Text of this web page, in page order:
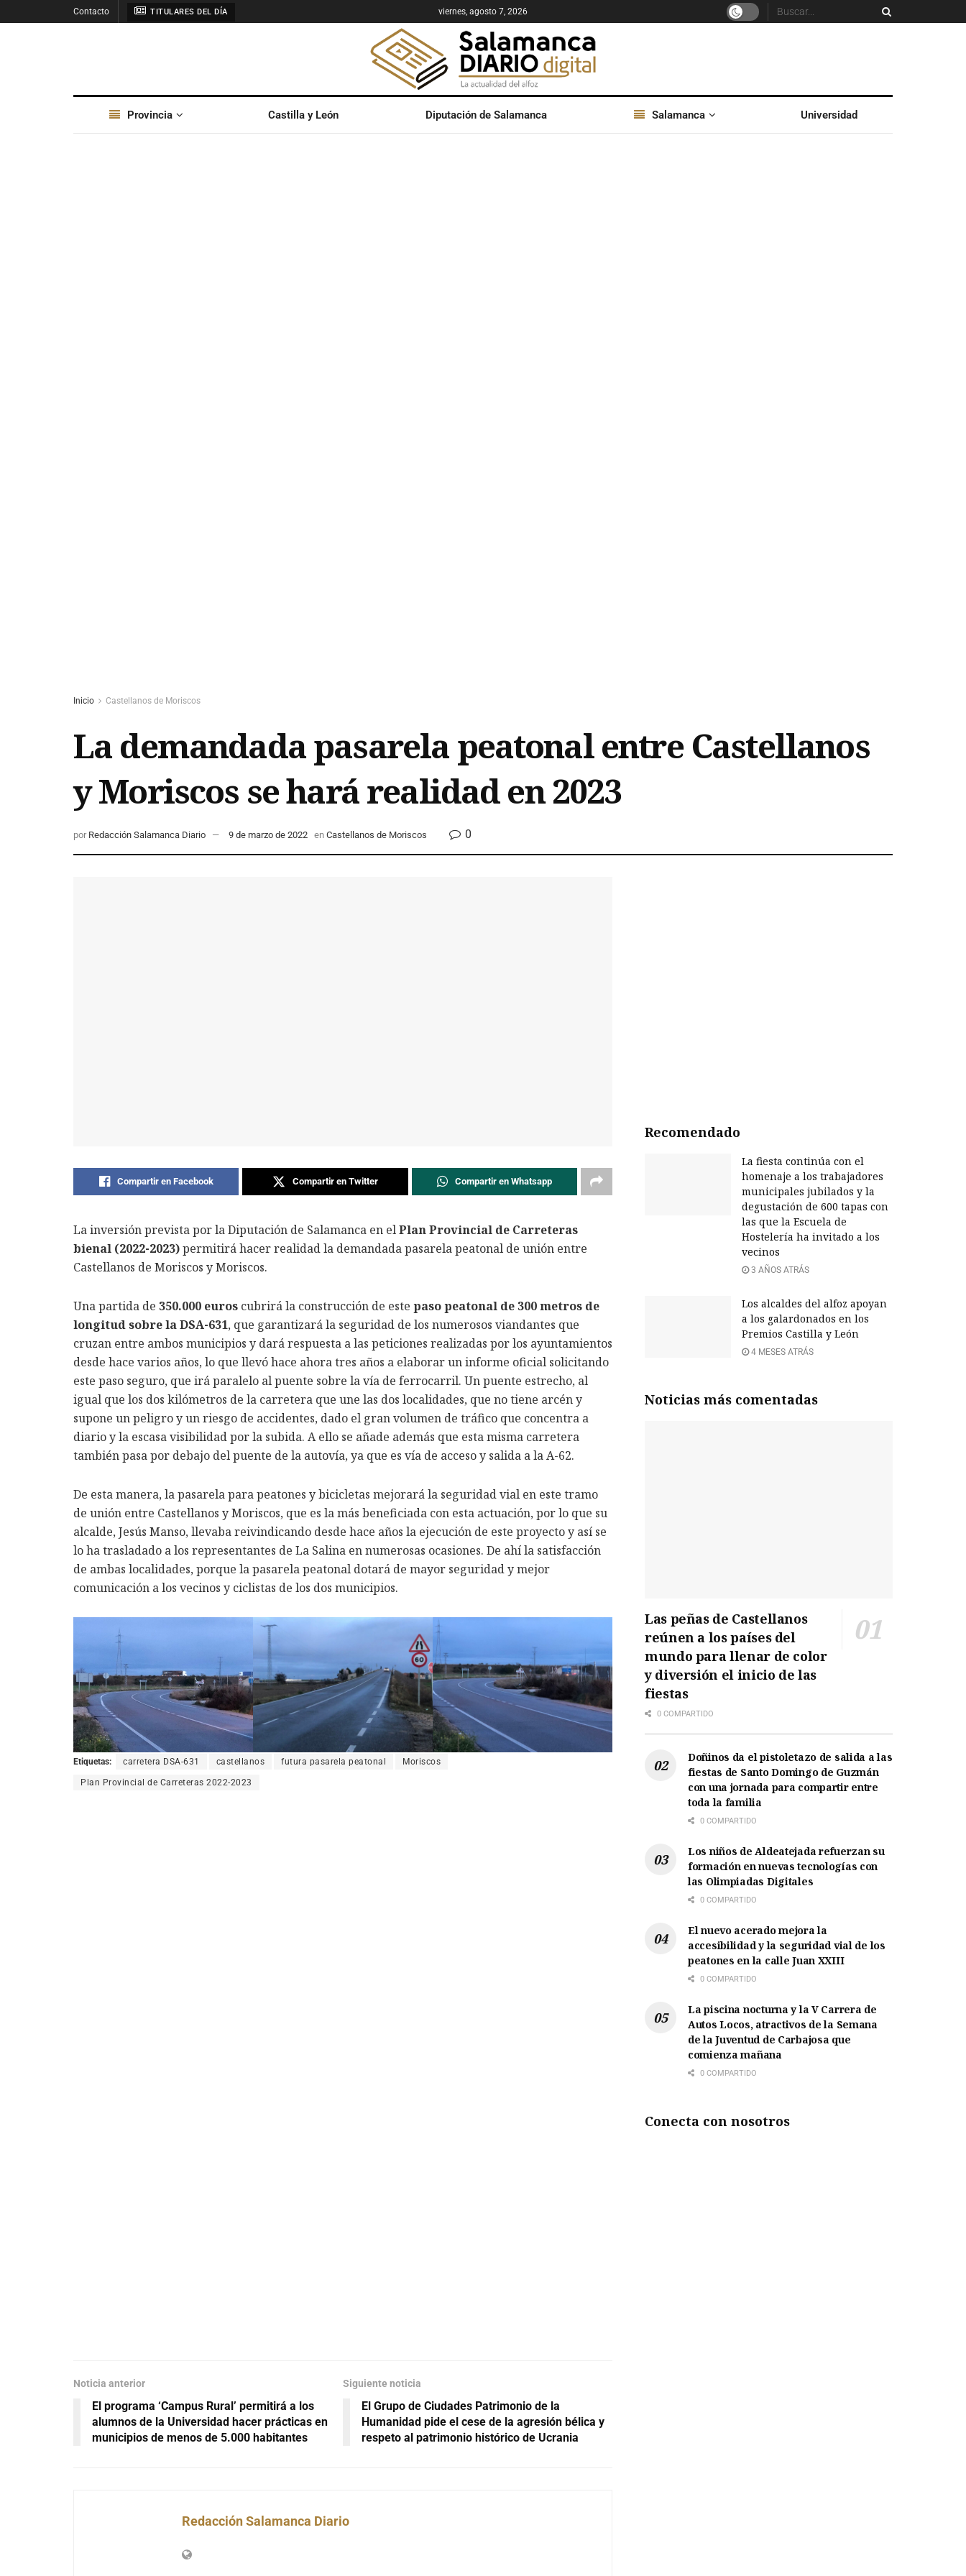
Contacto TITULARES DEL DÍA viernes, agosto 7, 2026
Provincia Castilla y León Diputación de Salamanca Salamanca Universidad
Inicio Castellanos de Moriscos
La demandada pasarela peatonal entre Castellanos
y Moriscos se hará realidad en 2023
por Redacción Salamanca Diario 9 de marzo de 2022 en Castellanos de Moriscos 0
Compartir en Facebook Compartir en Twitter Compartir en Whatsapp
La inversión prevista por la Diputación de Salamanca en elPlan Provincial de Carreteras
bienal (2022-2023)permitirá hacer realidad la demandada pasarela peatonal de unión entre
Castellanos de Moriscos y Moriscos.
Una partida de 350.000 euros cubrirá la construcción de este paso peatonal de 300 metros de
longitud sobre la DSA-631, que garantizará la seguridad de los numerosos viandantes que
cruzan entre ambos municipios y dará respuesta a las peticiones realizadas por los ayuntamientos
desde hace varios años, lo que llevó hace ahora tres años a elaborar un informe oficial solicitando
este paso seguro, que irá paralelo al puente sobre la vía de ferrocarril. Un puente estrecho, al
igual que los dos kilómetros de la carretera que une las dos localidades, que no tiene arcén y
supone un peligro y un riesgo de accidentes, dado el gran volumen de tráfico que concentra a
diario y la escasa visibilidad por la subida. A ello se añade además que esta misma carretera
también pasa por debajo del puente de la autovía, ya que es vía de acceso y salida a la A-62.
De esta manera, la pasarela para peatones y bicicletas mejorará la seguridad vial en este tramo
de unión entre Castellanos y Moriscos, que es la más beneficiada con esta actuación, por lo que su
alcalde, Jesús Manso, llevaba reivindicando desde hace años la ejecución de este proyecto y así se
lo ha trasladado a los representantes de La Salina en numerosas ocasiones. De ahí la satisfacción
de ambas localidades, porque la pasarela peatonal dotará de mayor seguridad y mejor
comunicación a los vecinos y ciclistas de los dos municipios.
Etiquetas: carretera DSA-631 castellanos futura pasarela peatonal Moriscos
Plan Provincial de Carreteras 2022-2023
Noticia anterior
El programa ‘Campus Rural’ permitirá a los
alumnos de la Universidad hacer prácticas en
municipios de menos de 5.000 habitantes
Siguiente noticia
El Grupo de Ciudades Patrimonio de la
Humanidad pide el cese de la agresión bélica y
respeto al patrimonio histórico de Ucrania
Redacción Salamanca Diario
Recomendado
La fiesta continúa con el
homenaje a los trabajadores
municipales jubilados y la
degustación de 600 tapas con
las que la Escuela de
Hostelería ha invitado a los
vecinos
3 AÑOS ATRÁS
Los alcaldes del alfoz apoyan
a los galardonados en los
Premios Castilla y León
4 MESES ATRÁS
Noticias más comentadas
Las peñas de Castellanos
reúnen a los países del
mundo para llenar de color
y diversión el inicio de las
fiestas
0 COMPARTIDO
Doñinos da el pistoletazo de salida a las
fiestas de Santo Domingo de Guzmán
con una jornada para compartir entre
toda la familia
0 COMPARTIDO
Los niños de Aldeatejada refuerzan su
formación en nuevas tecnologías con
las Olimpiadas Digitales
0 COMPARTIDO
El nuevo acerado mejora la
accesibilidad y la seguridad vial de los
peatones en la calle Juan XXIII
0 COMPARTIDO
La piscina nocturna y la V Carrera de
Autos Locos, atractivos de la Semana
de la Juventud de Carbajosa que
comienza mañana
0 COMPARTIDO
Conecta con nosotros